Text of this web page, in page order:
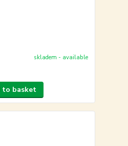
skladem - available
to basket